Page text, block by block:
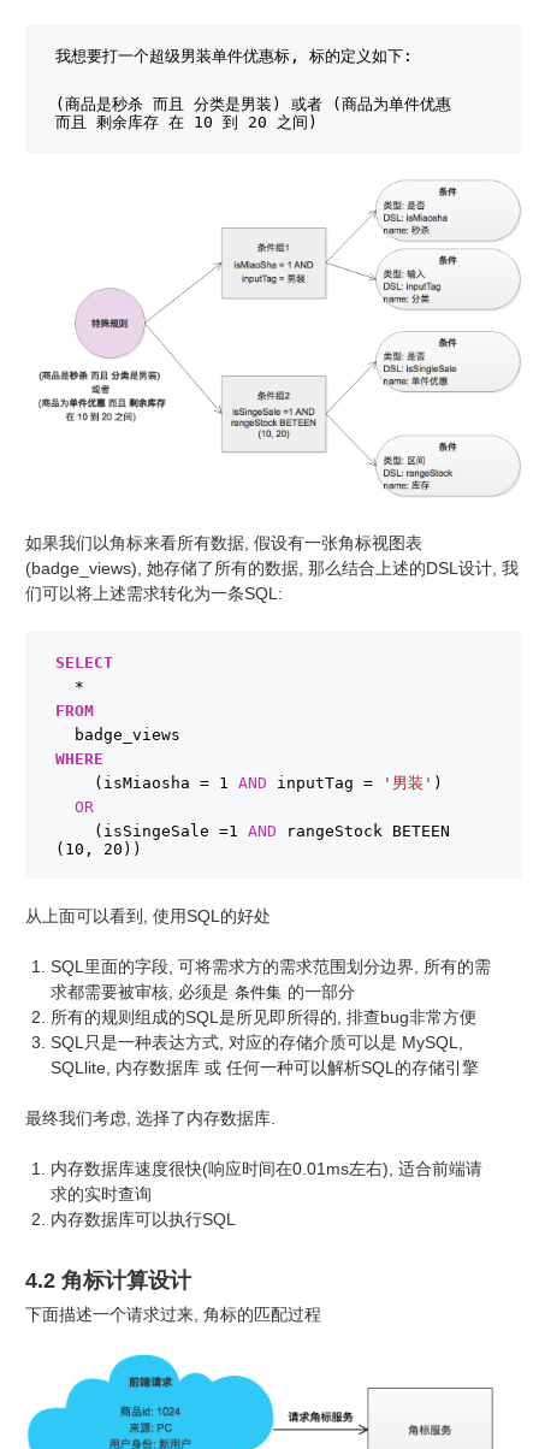
我想要打一个超级男装单件优惠标, 标的定义如下:
(商品是秒杀 而且 分类是男装) 或者 (商品为单件优惠
而且 剩余库存 在 10 到 20 之间)
如果我们以角标来看所有数据, 假设有一张角标视图表
(badge_views), 她存储了所有的数据, 那么结合上述的DSL设计, 我
们可以将上述需求转化为一条SQL:
SELECT
*
FROM
badge_views
WHERE
(isMiaosha = 1 AND inputTag = '男装' )
OR
(isSingeSale =1 AND
rangeStock BETEEN
(10, 20))
从上面可以看到, 使用SQL的好处
SQL里面的字段, 可将需求方的需求范围划分边界, 所有的需
求都需要被审核, 必须是 条件集 的一部分
所有的规则组成的SQL是所见即所得的, 排查bug非常方便
SQL只是一种表达方式, 对应的存储介质可以是 MySQL,
SQLlite, 内存数据库 或 任何一种可以解析SQL的存储引擎
最终我们考虑, 选择了内存数据库.
内存数据库速度很快(响应时间在0.01ms左右), 适合前端请
求的实时查询
内存数据库可以执行SQL
4.2 角标计算设计
下面描述一个请求过来, 角标的匹配过程